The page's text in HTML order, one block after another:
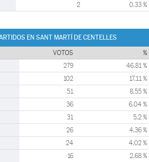
2 0,33 %
EN SANT MARTÍ DE CENTELLES
VOTOS %
279 46,81 %
102 17,11 %
51 8,55 %
36 6,04 %
31 5,2 %
26 4,36 %
24 4,02 %
16 2,68 %